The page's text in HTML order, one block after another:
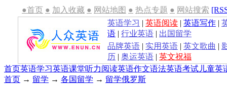
●首页 ● 加入收藏 ● 网站地图 ● 热点专题 ● 网站搜索
英语学习 | 英语阅读 | 英语写作 |
语 | 行业英语 | 出国留学
品牌英语 | 实用英语 | 英文歌曲 |
历 | 奥运英语 | 英文祝福
首页英语学习英语课堂听力阅读英语作文语法英语考试 儿童英
首页 → 留学 → 各国留学 → 留学俄罗斯